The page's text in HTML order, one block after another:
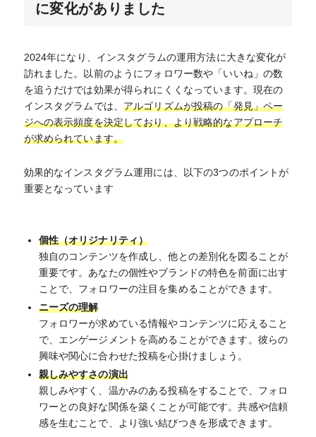
に変化がありました
2024年になり、インスタグラムの運用方法に大きな変化が
訪れました。以前のようにフォロワー数や「いいね」の数
を追うだけでは効果が得られにくくなっています。現在の
インスタグラムでは、 アルゴリズムが投稿の「発見」ペー
ジへの表示頻度を決定しており、より戦略的なアプローチ
が求められています。
効果的なインスタグラム運用には、以下の3つのポイントが
重要となっています
個性（オリジナリティ）
独自のコンテンツを作成し、他との差別化を図ることが
重要です。あなたの個性やブランドの特色を前面に出す
ことで、フォロワーの注目を集めることができます。
ニーズの理解
フォロワーが求めている情報やコンテンツに応えること
で、エンゲージメントを高めることができます。彼らの
興味や関心に合わせた投稿を心掛けましょう。
親しみやすさの演出
親しみやすく、温かみのある投稿をすることで、フォロ
ワーとの良好な関係を築くことが可能です。共感や信頼
感を生むことで、より強い結びつきを形成できます。